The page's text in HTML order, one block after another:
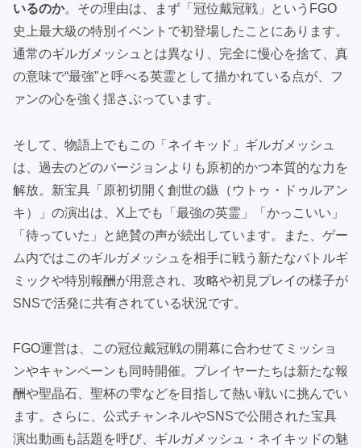
いるのか。その理由は、まず「冠位戴冠戦」というFGO
史上最大級の特別イベントで初登場したことにあります。
通常のギルガメッシュとは異なり、完全に慢心を捨て、真
の意味で“最強”と呼べる英霊として描かれている点が、フ
ァンの心を強く揺さぶっています。
そして、物語上でもこの「ネイキッド」ギルガメッシュ
は、過去のどのバージョンよりも原初的かつ本質的な力を
解放。新宝具「原初切開く創世の鏃（ウトゥ・ドゥルアン
キ）」の演出は、X上でも「最強の英霊」「かっこいい」
「待っていた」と絶賛の声が続出しています。また、ゲー
ム内ではこのギルガメッシュを相手に戦う新たなバトルギ
ミックや特別報酬が用意され、攻略や初見プレイの様子が
SNSで活発に共有されている状況です。
FGO運営は、この冠位戴冠戦の開幕に合わせてミッショ
ンやキャンペーンも同時開催。プレイヤーたちは新たな報
酬や聖晶石、聖杯の雫などを目指して熱い戦いに挑んでい
ます。さらに、公式チャンネルやSNSで公開された宝具
演出動画も話題を呼び、ギルガメッシュ・ネイキッドの魅